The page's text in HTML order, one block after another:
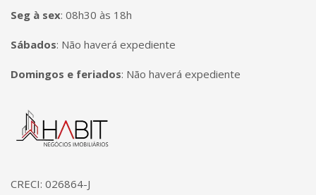
Seg à sex: 08h30 às 18h
Sábados: Não haverá expediente
Domingos e feriados: Não haverá expediente
Página inicial
CRECI: 026864-J